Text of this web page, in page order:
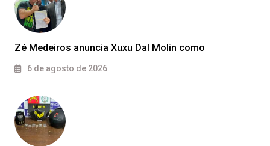
Zé Medeiros anuncia Xuxu Dal Molin como
6 de agosto de 2026